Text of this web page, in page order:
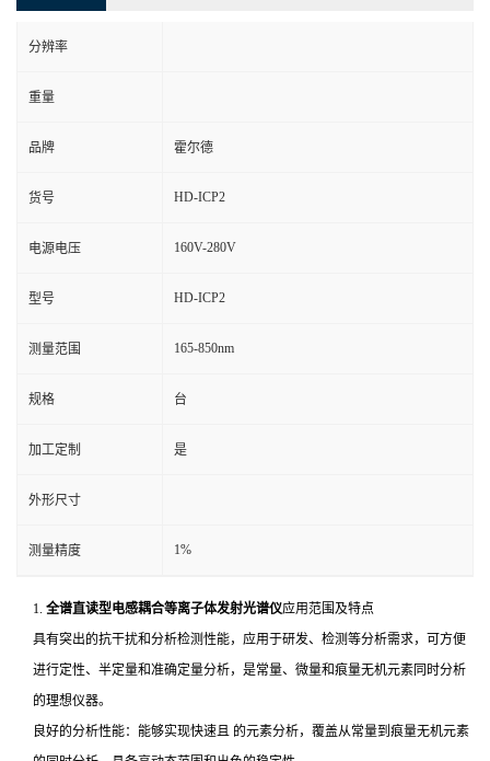
分辨率
重量
品牌 霍尔德
货号 HD-ICP2
电源电压 160V-280V
型号 HD-ICP2
测量范围 165-850nm
规格 台
加工定制 是
外形尺寸
测量精度 1%
1. 全谱直读型电感耦合等离子体发射光谱仪应用范围及特点
具有突出的抗干扰和分析检测性能，应用于研发、检测等分析需求，可方便
进行定性、半定量和准确定量分析，是常量、微量和痕量无机元素同时分析
的理想仪器。
良好的分析性能：能够实现快速且 的元素分析，覆盖从常量到痕量无机元素